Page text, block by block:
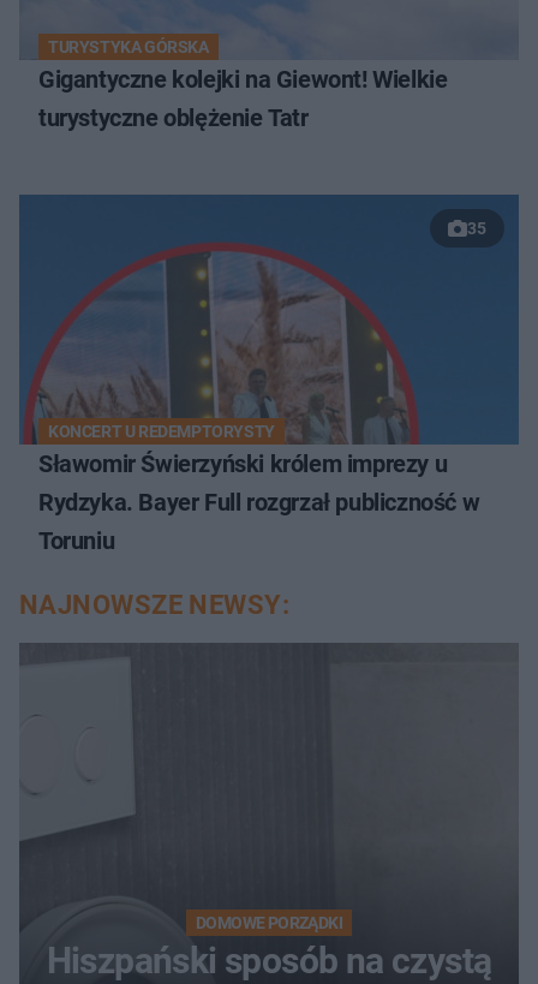
TURYSTYKA GÓRSKA
Gigantyczne kolejki na Giewont! Wielkie
turystyczne oblężenie Tatr
35
KONCERT U REDEMPTORYSTY
Sławomir Świerzyński królem imprezy u
Rydzyka. Bayer Full rozgrzał publiczność w
Toruniu
NAJNOWSZE NEWSY:
DOMOWE PORZĄDKI
Hiszpański sposób na czystą